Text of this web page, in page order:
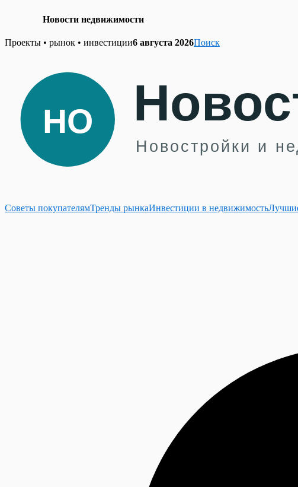
Новости недвижимости
Skip
Проекты • рынок • инвестиции6 августа 2026Поиск
Советы покупателямТренды рынкаИнвестиции в недвижимость